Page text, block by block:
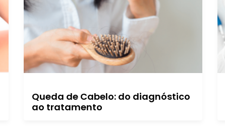
Queda de Cabelo: do diagnóstico
ao tratamento